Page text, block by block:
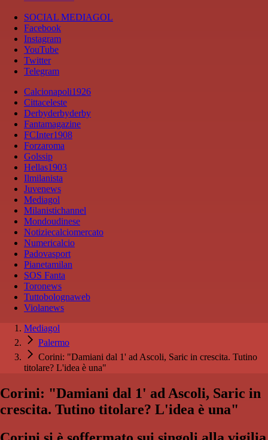
SOCIAL MEDIAGOL
Facebook
Instagram
YouTube
Twitter
Telegram
Calcionapoli1926
Cittaceleste
Derbyderbyderby
Fantamagazine
FCInter1908
Forzaroma
Golssip
Hellas1903
Ilmilanista
Juvenews
Mediagol
Milanistichannel
Mondoudinese
Notiziecalciomercato
Numericalcio
Padovasport
Pianetamilan
SOS Fanta
Toronews
Tuttobolognaweb
Violanews
Mediagol
Palermo
Corini: "Damiani dal 1' ad Ascoli, Saric in crescita. Tutino
titolare? L'idea è una"
Corini: "Damiani dal 1' ad Ascoli, Saric in
crescita. Tutino titolare? L'idea è una"